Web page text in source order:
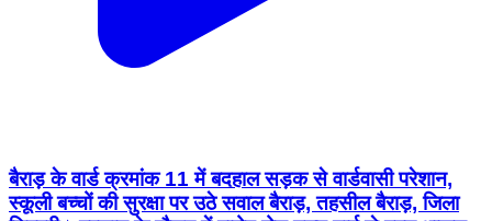
बैराड़ के वार्ड क्रमांक 11 में बदहाल सड़क से वार्डवासी परेशान,
स्कूली बच्चों की सुरक्षा पर उठे सवाल बैराड़, तहसील बैराड़, जिला